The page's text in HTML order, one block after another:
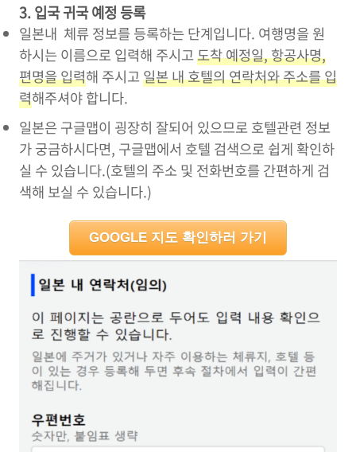
3. 입국 귀국 예정 등록
일본내 체류 정보를 등록하는 단계입니다. 여행명을 원
하시는 이름으로 입력해 주시고도착 예정일, 항공사명,
편명을 입력해 주시고일본 내 호텔의 연락처와 주소를 입
력해주셔야 합니다.
일본은 구글맵이 굉장히 잘되어 있으므로 호텔관련 정보
가 궁금하시다면, 구글맵에서 호텔 검색으로 쉽게 확인하
실 수 있습니다.(호텔의 주소 및 전화번호를 간편하게 검
색해 보실 수 있습니다.)
GOOGLE 지도 확인하러 가기